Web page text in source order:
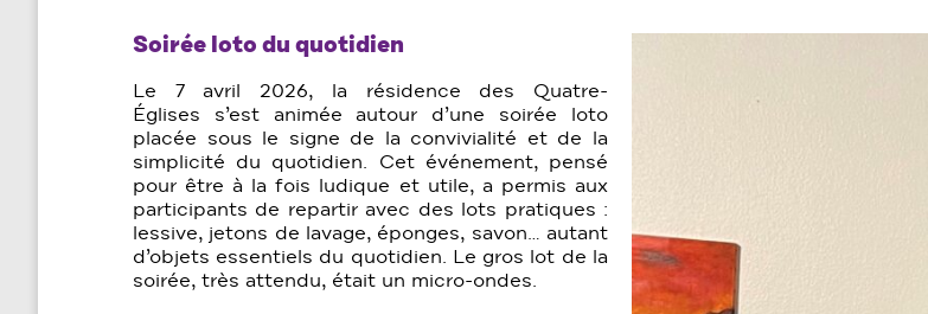
Soirée loto du quotidien
Le 7 avril 2026, la résidence des Quatre-
Églises s’est animée autour d’une soirée loto
placée sous le signe de la convivialité et de la
simplicité du quotidien. Cet événement, pensé
pour être à la fois ludique et utile, a permis aux
participants de repartir avec des lots pratiques :
lessive, jetons de lavage, éponges, savon… autant
d’objets essentiels du quotidien. Le gros lot de la
soirée, très attendu, était un micro-ondes.